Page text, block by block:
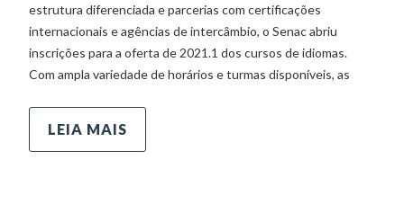
estrutura diferenciada e parcerias com certificações
internacionais e agências de intercâmbio, o Senac abriu
inscrições para a oferta de 2021.1 dos cursos de idiomas.
Com ampla variedade de horários e turmas disponíveis, as
LEIA MAIS